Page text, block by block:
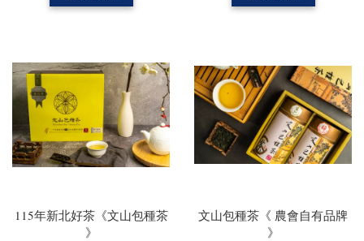
115年新北好茶《文山包種茶
》
文山包種茶《 農會自有品牌
》